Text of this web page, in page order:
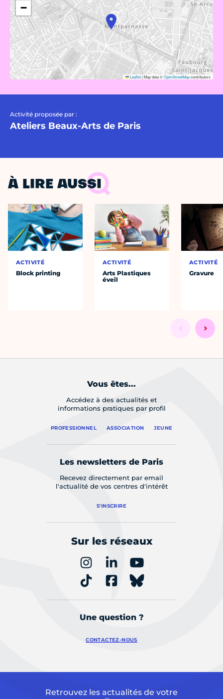
−
Leaflet|Map data ©OpenStreetMapcontributors
Activité proposée par :
Ateliers Beaux-Arts de Paris
À LIRE AUSSI
ACTIVITÉ
Block printing
ACTIVITÉ
Arts Plastiques
éveil
ACTIVITÉ
Gravure
Vous êtes...
Accédez à des actualités et
informations pratiques par profil
PROFESSIONNEL ASSOCIATION JEUNE
Les newsletters de Paris
Recevez directement par email
l'actualité de vos centres d'intérêt
S'INSCRIRE
Sur les réseaux
Une question ?
CONTACTEZ-NOUS
Retrouvez les actualités de votre